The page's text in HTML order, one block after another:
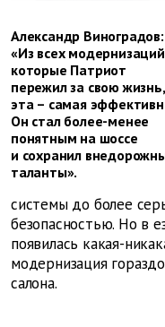
Александр Виноградов:
«Из всех
которые Патриот
пережил за свою жизнь,
эта – самая
Он стал более-менее
понятным на шоссе
и сохранил
таланты».
системы до более
безопасностью. Но в
появилась какая-
модернизация
салона.